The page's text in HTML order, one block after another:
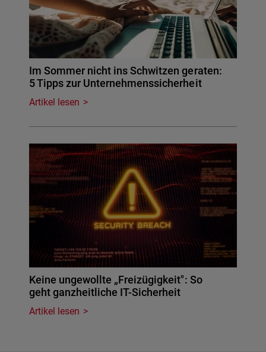
Im Sommer nicht ins Schwitzen geraten:
5 Tipps zur Unternehmenssicherheit
Artikel lesen
Keine ungewollte „Freizügigkeit": So
geht ganzheitliche IT-Sicherheit
Artikel lesen